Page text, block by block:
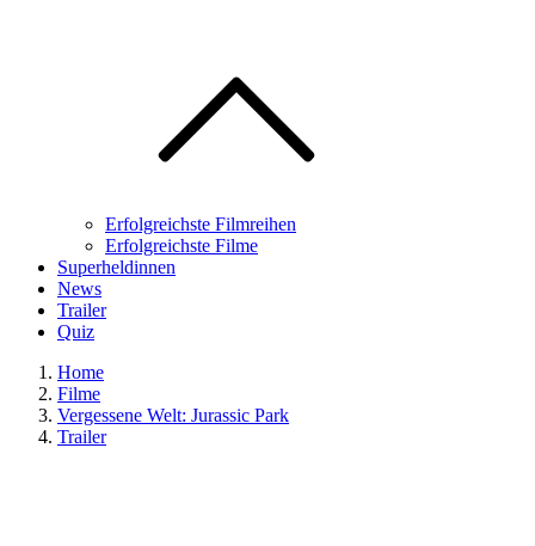
Erfolgreichste Filmreihen
Erfolgreichste Filme
Superheldinnen
News
Trailer
Quiz
Home
Filme
Vergessene Welt: Jurassic Park
Trailer